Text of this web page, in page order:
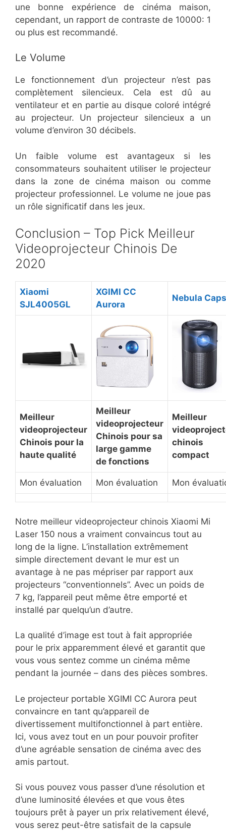
une bonne expérience de cinéma maison,
cependant, un rapport de contraste de 10000: 1
ou plus est recommandé.
Le Volume
Le fonctionnement d’un projecteur n’est pas
complètement silencieux. Cela est dû au
ventilateur et en partie au disque coloré intégré
au projecteur. Un projecteur silencieux a un
volume d’environ 30 décibels.
Un faible volume est avantageux si les
consommateurs souhaitent utiliser le projecteur
dans la zone de cinéma maison ou comme
projecteur professionnel. Le volume ne joue pas
un rôle significatif dans les jeux.
Conclusion – Top Pick Meilleur
Videoprojecteur Chinois De
2020
Xiaomi
SJL4005GL
XGIMI CC
Aurora
Nebula
Meilleur
videoprojecteur
Chinois pour la
haute qualité
Meilleur
videoprojecteur
Chinois pour sa
large gamme
de fonctions
Meilleur
chinois
compact
Mon évaluation Mon évaluation Mon
Notre meilleur videoprojecteur chinois Xiaomi Mi
Laser 150 nous a vraiment convaincus tout au
long de la ligne. L’installation extrêmement
simple directement devant le mur est un
avantage à ne pas mépriser par rapport aux
projecteurs “conventionnels”. Avec un poids de
7 kg, l’appareil peut même être emporté et
installé par quelqu’un d’autre.
La qualité d’image est tout à fait appropriée
pour le prix apparemment élevé et garantit que
vous vous sentez comme un cinéma même
pendant la journée – dans des pièces sombres.
Le projecteur portable XGIMI CC Aurora peut
convaincre en tant qu’appareil de
divertissement multifonctionnel à part entière.
Ici, vous avez tout en un pour pouvoir profiter
d’une agréable sensation de cinéma avec des
amis partout.
Si vous pouvez vous passer d’une résolution et
d’une luminosité élevées et que vous êtes
toujours prêt à payer un prix relativement élevé,
vous serez peut-être satisfait de la capsule